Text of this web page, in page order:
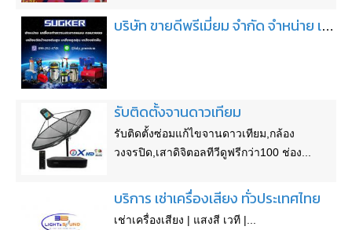
บริษัท ขายดีพรีเมี่ยม จำกัด จำหน่าย เครื่องฉีดน้ำ เครื่องดูดฝุ่น เครื่องขัดพื้น-ปั่นเงา เครื่องกวาดพื้น อุปกรณ์ทำความสะอาด พร้อมบริการหลังการขาย
รับติดตั้งจานดาวเทียม
รับติดตั้งซ่อมแก้ไขจานดาวเทียม,กล้อง
วงจรปิด,เสาดิจิตอลทีวีดูฟรีกว่า100 ช่อง...
บริการ เช่าเครื่องเสียง ทั่วประเทศไทย
เช่าเครื่องเสียง | แสงสี เวที |...